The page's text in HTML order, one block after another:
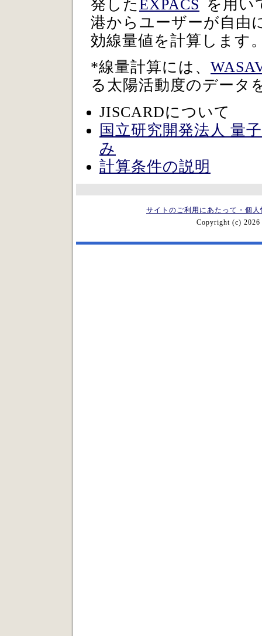
発したEXPACS を用い
港からユーザーが自由
効線量値を計算します
*線量計算には、
る太陽活動度のデータ
JISCARDについて
国立研究開発法人 量
み
計算条件の説明
サイトのご利用にあたって・個
Copyright (c) 2026